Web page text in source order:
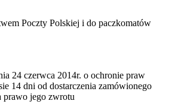
Poczty Polskiej i do paczkomatów
24 czerwca 2014r. o ochronie praw
14 dni od dostarczenia zamówionego
prawo jego zwrotu